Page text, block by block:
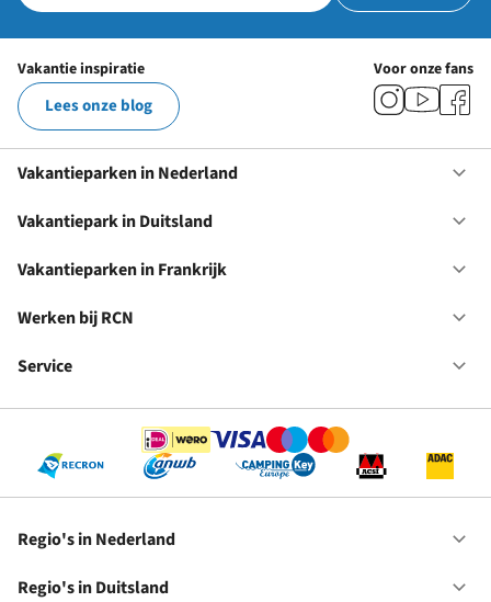
Vakantie inspiratie
Lees onze blog
Voor onze fans
Vakantieparken in Nederland
Vakantiepark in Duitsland
Vakantieparken in Frankrijk
Werken bij RCN
Service
Regio's in Nederland
Regio's in Duitsland